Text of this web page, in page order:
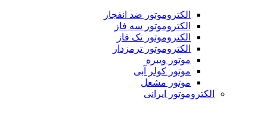
الکتروموتور ضد انفجار
الکتروموتور سه فاز
الکتروموتور تک فاز
الکتروموتور ترمزدار
موتور ویبره
موتور کولر آبی
موتور مشعل
الکتروموتور ایرانی